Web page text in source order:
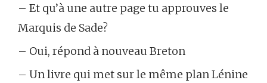
– Et qu’à une autre page tu approuves le
Marquis de Sade?
– Oui, répond à nouveau Breton
– Un livre qui met sur le même plan Lénine